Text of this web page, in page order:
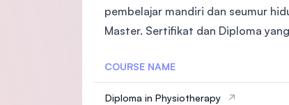
pembelajar mandiri dan seumur
Master. Sertifikat dan Diploma
COURSE NAME
Diploma in Physiotherapy